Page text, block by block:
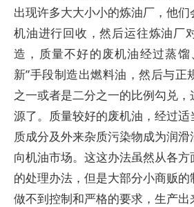
出现许多大大小小的炼油厂，他
机油进行回收，然后运往炼油厂
造，质量不好的废机油经过蒸馏
新”手段制造出燃料油，然后与正
之一或者是二分之一的比例勾兑
源了。质量较好的废机油，经过
质成分及外来杂质污染物成为润
向机油市场。这这办法虽然从各
的处理办法，但是大部分小商贩
做不到控制和严格的要求，生产